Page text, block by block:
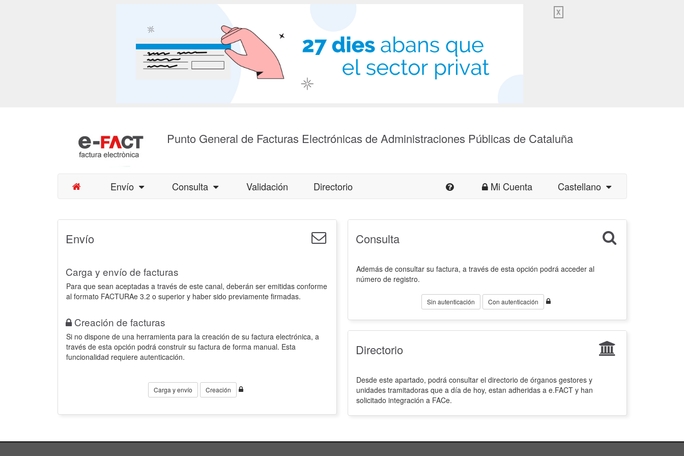
X
Punto General de Facturas Electrónicas de Administraciones Públicas de Cataluña
Envío Consulta Validación Directorio Mi Cuenta Castellano
Envío
Carga y envío de facturas
Para que sean aceptadas a través de este canal, deberán ser emitidas conforme
al formato FACTURAe 3.2 o superior y haber sido previamente firmadas.
Creación de facturas
Si no dispone de una herramienta para la creación de su factura electrónica, a
través de esta opción podrá construir su factura de forma manual. Esta
funcionalidad requiere autenticación.
Carga y envío Creación
Consulta
Además de consultar su factura, a través de esta opción podrá acceder al
número de registro.
Sin autenticación Con autenticación
Directorio
Desde este apartado, podrá consultar el directorio de órganos gestores y
unidades tramitadoras que a día de hoy, estan adheridas a e.FACT y han
solicitado integración a FACe.